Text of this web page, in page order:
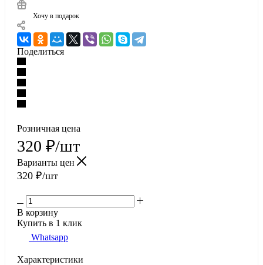
Хочу в подарок
Поделиться
Розничная цена
320 ₽/шт
Варианты цен
320 ₽/шт
В корзину
Купить в 1 клик
Whatsapp
Характеристики